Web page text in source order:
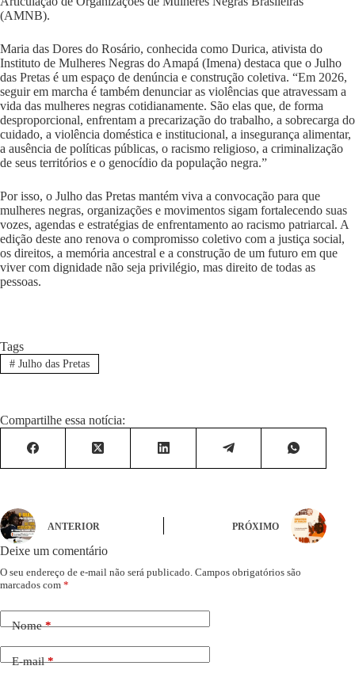
(AMNB).
Maria das Dores do Rosário, conhecida como Durica, ativista do
Instituto de Mulheres Negras do Amapá (Imena) destaca que o Julho
das Pretas é um espaço de denúncia e construção coletiva. “Em 2026,
seguir em marcha é também denunciar as violências que atravessam a
vida das mulheres negras cotidianamente. São elas que, de forma
desproporcional, enfrentam a precarização do trabalho, a sobrecarga do
cuidado, a violência doméstica e institucional, a insegurança alimentar,
a ausência de políticas públicas, o racismo religioso, a criminalização
de seus territórios e o genocídio da população negra.”
Por isso, o Julho das Pretas mantém viva a convocação para que
mulheres negras, organizações e movimentos sigam fortalecendo suas
vozes, agendas e estratégias de enfrentamento ao racismo patriarcal. A
edição deste ano renova o compromisso coletivo com a justiça social,
os direitos, a memória ancestral e a construção de um futuro em que
viver com dignidade não seja privilégio, mas direito de todas as
pessoas.
Tags
#Julho das Pretas
Compartilhe essa notícia:
ANTERIOR PRÓXIMO
Deixe um comentário
O seu endereço de e-mail não será publicado. Campos obrigatórios são
marcados com *
Nome*
E-mail*